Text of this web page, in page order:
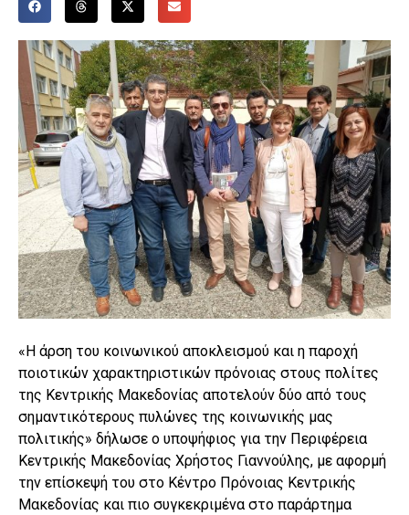
«Η άρση του κοινωνικού αποκλεισμού και η παροχή
ποιοτικών χαρακτηριστικών πρόνοιας στους πολίτες
της Κεντρικής Μακεδονίας αποτελούν δύο από τους
σημαντικότερους πυλώνες της κοινωνικής μας
πολιτικής» δήλωσε ο υποψήφιος για την Περιφέρεια
Κεντρικής Μακεδονίας Χρήστος Γιαννούλης, με αφορμή
την επίσκεψή του στο Κέντρο Πρόνοιας Κεντρικής
Μακεδονίας και πιο συγκεκριμένα στο παράρτημα